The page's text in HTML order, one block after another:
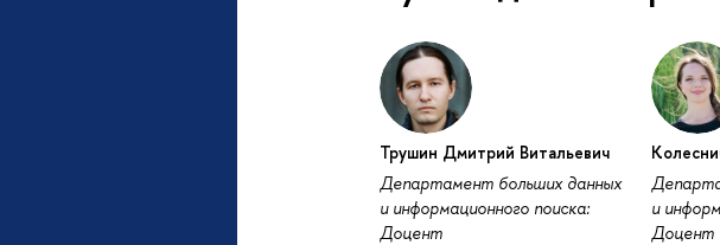
Трушин Дмитрий Витальевич
Департамент больших данных
и информационного поиска:
Доцент
и
Доцент